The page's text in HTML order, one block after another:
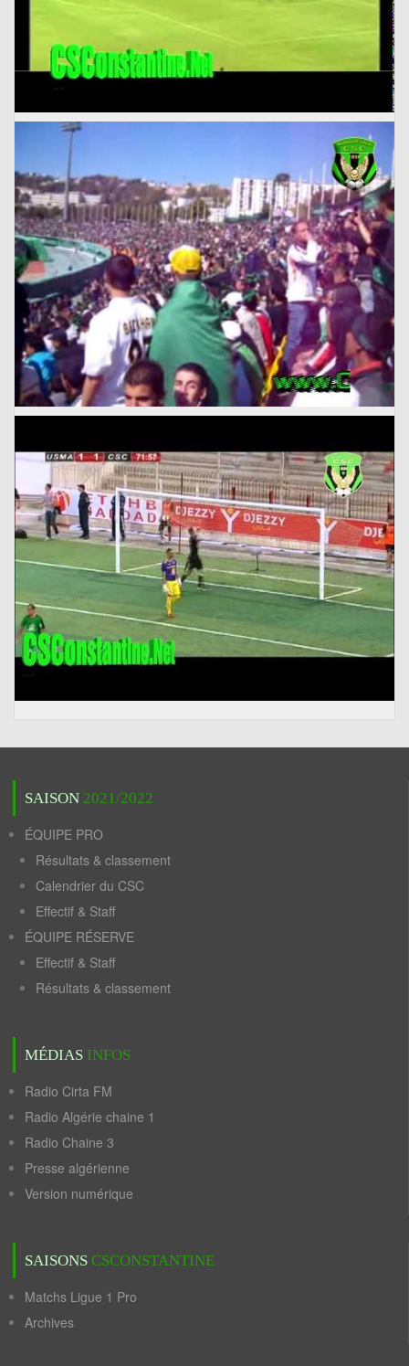
SAISON 2021/2022
ÉQUIPE PRO
Résultats & classement
Calendrier du CSC
Effectif & Staff
ÉQUIPE RÉSERVE
Effectif & Staff
Résultats & classement
MÉDIAS INFOS
Radio Cirta FM
Radio Algérie chaine 1
Radio Chaine 3
Presse algérienne
Version numérique
SAISONS CSCONSTANTINE
Matchs Ligue 1 Pro
Archives